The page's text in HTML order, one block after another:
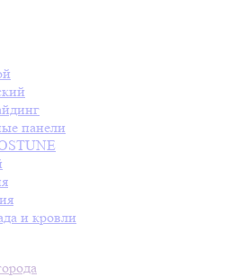
панели
и кровли